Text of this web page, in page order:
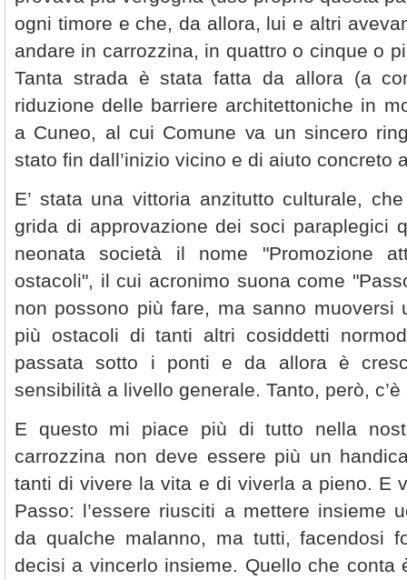
ogni timore e che, da allora, lui e altri
andare in carrozzina, in quattro o cinque o
Tanta strada è stata fatta da allora (a
riduzione delle barriere architettoniche in
a Cuneo, al cui Comune va un sincero
stato fin dall’inizio vicino e di aiuto concreto
E’ stata una vittoria anzitutto culturale,
grida di approvazione dei soci paraplegici
neonata società il nome "Promozione
ostacoli", il cui acronimo suona come
non possono più fare, ma sanno muoversi
più ostacoli di tanti altri cosiddetti
passata sotto i ponti e da allora è
sensibilità a livello generale. Tanto, però,
E questo mi piace più di tutto nella
carrozzina non deve essere più un
tanti di vivere la vita e di viverla a pieno. E
Passo: l’essere riusciti a mettere insieme
da qualche malanno, ma tutti, facendosi
decisi a vincerlo insieme. Quello che conta